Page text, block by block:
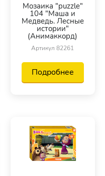
Мозаика "puzzle"
104 "Маша и
Медведь. Лесные
истории"
(Анимаккорд)
Артикул 82261
Подробнее